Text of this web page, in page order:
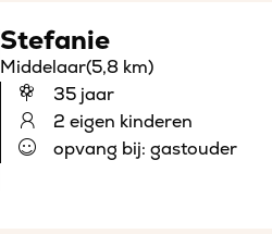
Stefanie
Middelaar(5,8 km)
35 jaar
2 eigen kinderen
opvang bij: gastouder